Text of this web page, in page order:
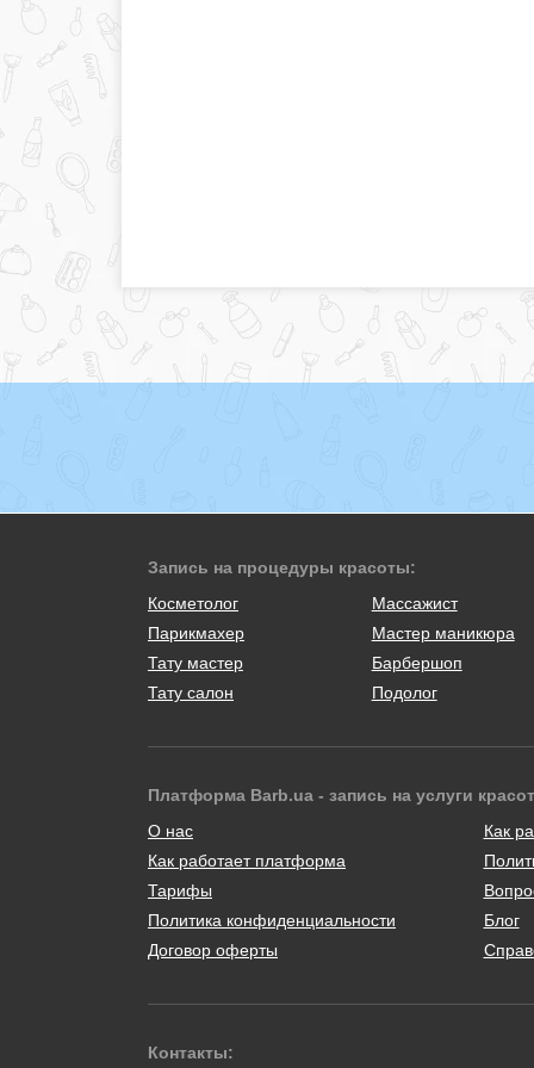
Запись на процедуры красоты:
Косметолог
Массажист
Парикмахер
Мастер маникюра
Тату мастер
Барбершоп
Тату салон
Подолог
Платформа Barb.ua - запись на услуги
О нас
Как работает платформа
Тарифы
Политика конфиденциальности
Договор оферты
Как
Блог
Контакты: